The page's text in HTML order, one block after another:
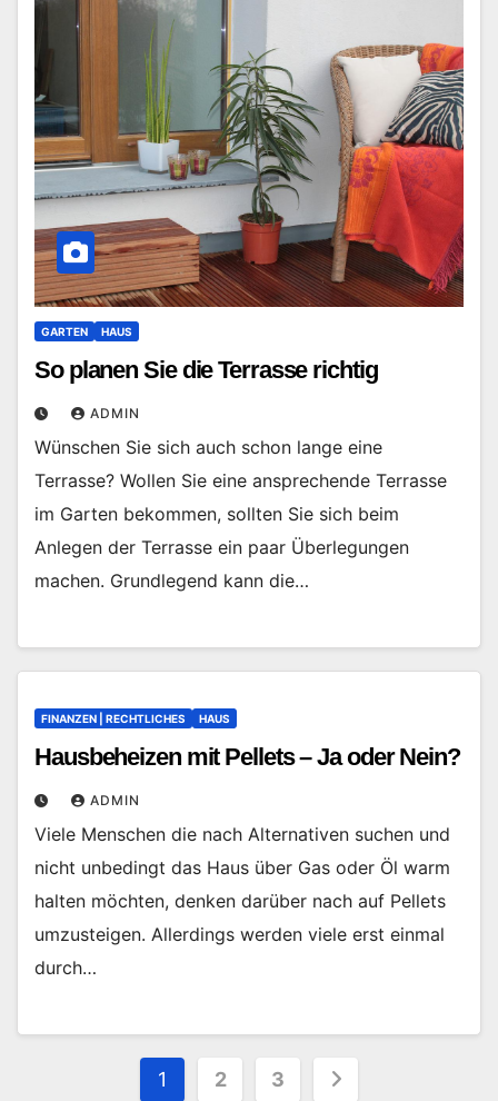
GARTEN HAUS
So planen Sie die Terrasse richtig
ADMIN
Wünschen Sie sich auch schon lange eine
Terrasse? Wollen Sie eine ansprechende Terrasse
im Garten bekommen, sollten Sie sich beim
Anlegen der Terrasse ein paar Überlegungen
machen. Grundlegend kann die…
FINANZEN | RECHTLICHES HAUS
Hausbeheizen mit Pellets – Ja oder Nein?
ADMIN
Viele Menschen die nach Alternativen suchen und
nicht unbedingt das Haus über Gas oder Öl warm
halten möchten, denken darüber nach auf Pellets
umzusteigen. Allerdings werden viele erst einmal
durch…
Seitennummerierung
1 2 3